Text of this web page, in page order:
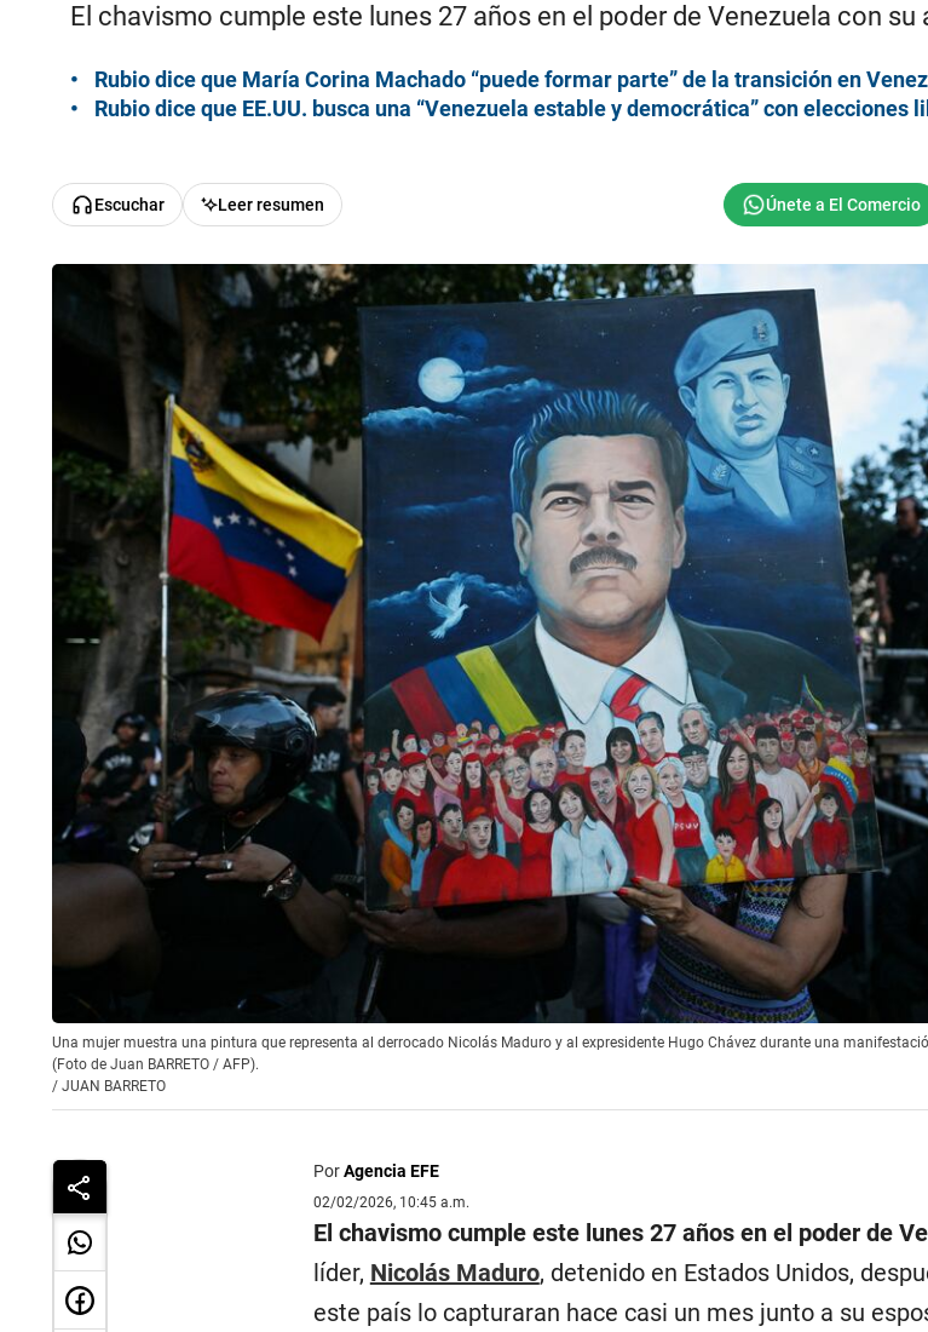
El chavismo cumple este lunes 27 años en el poder de Venezuela con
Rubio dice que María Corina Machado “puede formar parte” de la transición en
Rubio dice que EE.UU. busca una “Venezuela estable y democrática” con elecciones
Escuchar Leer resumen
Una mujer muestra una pintura que representa al derrocado Nicolás Maduro y al expresidente Hugo Chávez durante una
(Foto de Juan BARRETO / AFP).
/ JUAN BARRETO
PorAgencia EFE
02/02/2026, 10:45 a.m.
El chavismo cumple este lunes 27 años en el poder de
líder, Nicolás Maduro, detenido en Estados Unidos,
este país lo capturaran hace casi un mes junto a su